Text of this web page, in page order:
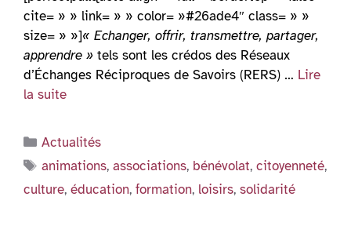
cite= » » link= » » color= »#26ade4″ class= » »
size= » »]« Echanger, offrir, transmettre, partager,
apprendre » tels sont les crédos des Réseaux
d’Échanges Réciproques de Savoirs (RERS) … Lire
la suite
Catégories
Actualités
Étiquettes
animations,associations, bénévolat,citoyenneté,
culture, éducation, formation, loisirs, solidarité